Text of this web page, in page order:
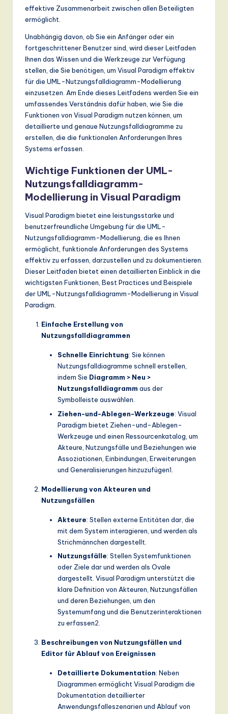
ti
effektive Zusammenarbeit zwischen allen Beteiligten
ermöglicht.
Unabhängig davon, ob Sie ein Anfänger oder ein
fortgeschrittener Benutzer sind, wird dieser Leitfaden
Ihnen das Wissen und die Werkzeuge zur Verfügung
stellen, die Sie benötigen, um Visual Paradigm effektiv
für die UML-Nutzungsfalldiagramm-Modellierung
einzusetzen. Am Ende dieses Leitfadens werden Sie ein
umfassendes Verständnis dafür haben, wie Sie die
Funktionen von Visual Paradigm nutzen können, um
detaillierte und genaue Nutzungsfalldiagramme zu
erstellen, die die funktionalen Anforderungen Ihres
Systems erfassen.
Wichtige Funktionen der UML-
Nutzungsfalldiagramm-
Modellierung in Visual Paradigm
Visual Paradigm bietet eine leistungsstarke und
benutzerfreundliche Umgebung für die UML-
Nutzungsfalldiagramm-Modellierung, die es Ihnen
ermöglicht, funktionale Anforderungen des Systems
effektiv zu erfassen, darzustellen und zu dokumentieren.
Dieser Leitfaden bietet einen detaillierten Einblick in die
wichtigsten Funktionen, Best Practices und Beispiele
der UML-Nutzungsfalldiagramm-Modellierung in Visual
Paradigm.
Einfache Erstellung von
Nutzungsfalldiagrammen
Schnelle Einrichtung: Sie können
Nutzungsfalldiagramme schnell erstellen,
indem Sie Diagramm > Neu >
Nutzungsfalldiagramm aus der
Symbolleiste auswählen.
Ziehen-und-Ablegen-Werkzeuge: Visual
Paradigm bietet Ziehen-und-Ablegen-
Werkzeuge und einen Ressourcenkatalog, um
Akteure, Nutzungsfälle und Beziehungen wie
Assoziationen, Einbindungen, Erweiterungen
und Generalisierungen hinzuzufügen1
Modellierung von Akteuren und
Nutzungsfällen
Akteure: Stellen externe Entitäten dar, die
mit dem System interagieren, und werden als
Strichmännchen dargestellt.
Nutzungsfälle: Stellen Systemfunktionen
oder Ziele dar und werden als Ovale
dargestellt. Visual Paradigm unterstützt die
klare Definition von Akteuren, Nutzungsfällen
und deren Beziehungen, um den
Systemumfang und die Benutzerinteraktionen
zu erfassen2
Beschreibungen von Nutzungsfällen und
Editor für Ablauf von Ereignissen
Detaillierte Dokumentation: Neben
Diagrammen ermöglicht Visual Paradigm die
Dokumentation detaillierter
Anwendungsfalleszenarien und Ablauf von